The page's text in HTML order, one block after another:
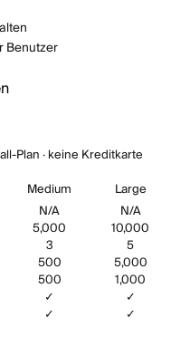
Benutzer
Plan · keine Kreditkarte
Medium
Large
N/A
N/A
5,000
10,000
3
5
500
5,000
500
1,000
✓
✓
✓ ✓